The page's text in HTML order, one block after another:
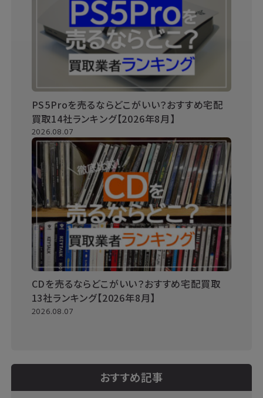
PS5Proを売るならどこがいい？おすすめ宅配
買取14社ランキング【2026年8月】
2026.08.07
CDを売るならどこがいい？おすすめ宅配買取
13社ランキング【2026年8月】
2026.08.07
おすすめ記事